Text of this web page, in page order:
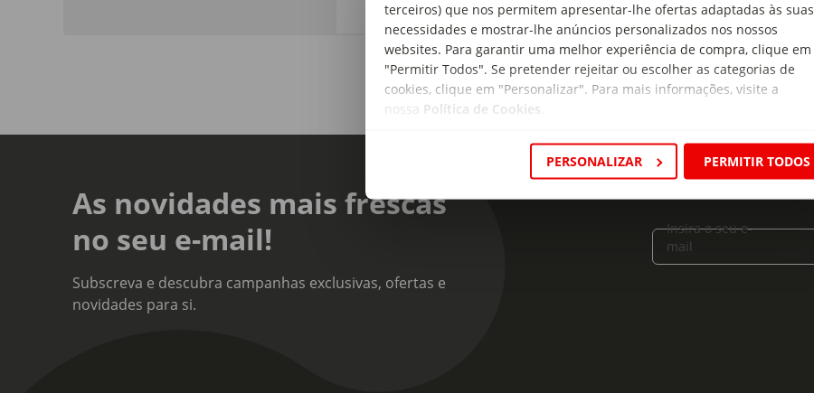
terceiros) que nos permitem apresentar-lhe ofertas adaptadas às suas
necessidades e mostrar-lhe anúncios personalizados nos nossos
websites. Para garantir uma melhor experiência de compra, clique em
"Permitir Todos". Se pretender rejeitar ou escolher as categorias de
cookies, clique em "Personalizar". Para mais informações, visite a
nossa Política de Cookies
PERSONALIZAR PERMITIR TODOS
As novidades mais frescas
no seu e-mail!
Subscreva e descubra campanhas exclusivas, ofertas e
novidades para si.
Insira o seu e-
mail